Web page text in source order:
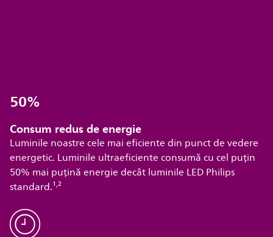
Consum redus de energie
Luminile noastre cele mai eficiente din punct de vedere
energetic. Luminile ultraeficiente consumă cu cel puțin
50% mai puțină energie decât luminile LED Philips
standard.¹,²